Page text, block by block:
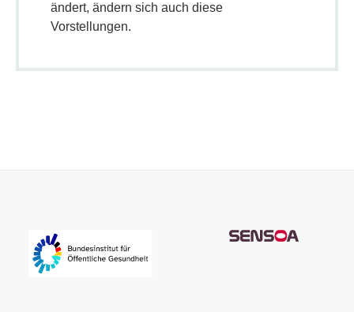
ändert, ändern sich auch diese
Vorstellungen.